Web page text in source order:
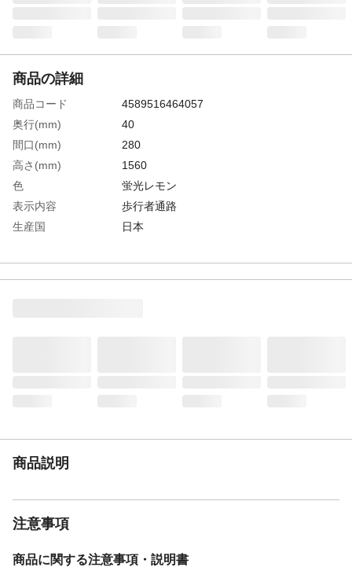
商品の詳細
商品コード
4589516464057
奥行(mm)
40
間口(mm)
280
高さ(mm)
1560
色
蛍光レモン
表示内容
歩行者通路
生産国
日本
材質1
スチール
商品説明
注意事項
商品に関する注意事項・説明書